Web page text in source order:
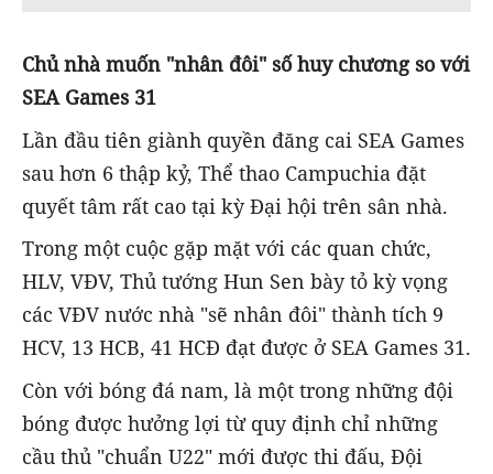
Chủ nhà muốn "nhân đôi" số huy chương so với
SEA Games 31
Lần đầu tiên giành quyền đăng cai SEA Games
sau hơn 6 thập kỷ, Thể thao Campuchia đặt
quyết tâm rất cao tại kỳ Đại hội trên sân nhà.
Trong một cuộc gặp mặt với các quan chức,
HLV, VĐV, Thủ tướng Hun Sen bày tỏ kỳ vọng
các VĐV nước nhà "sẽ nhân đôi" thành tích 9
HCV, 13 HCB, 41 HCĐ đạt được ở SEA Games 31.
Còn với bóng đá nam, là một trong những đội
bóng được hưởng lợi từ quy định chỉ những
cầu thủ "chuẩn U22" mới được thi đấu, Đội